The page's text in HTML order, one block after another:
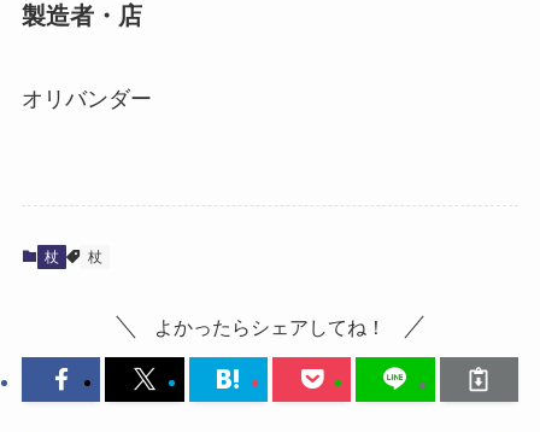
製造者・店
オリバンダー
杖 杖
よかったらシェアしてね！